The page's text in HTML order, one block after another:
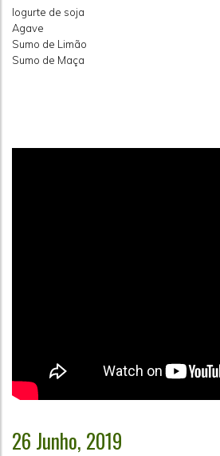
Iogurte de soja
Agave
Sumo de Limão
Sumo de Maça
26 Junho, 2019